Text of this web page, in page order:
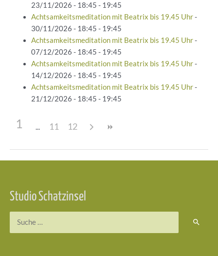
23/11/2026 - 18:45 - 19:45
Achtsamkeitsmeditation mit Beatrix bis 19.45 Uhr-
30/11/2026 - 18:45 - 19:45
Achtsamkeitsmeditation mit Beatrix bis 19.45 Uhr-
07/12/2026 - 18:45 - 19:45
Achtsamkeitsmeditation mit Beatrix bis 19.45 Uhr-
14/12/2026 - 18:45 - 19:45
Achtsamkeitsmeditation mit Beatrix bis 19.45 Uhr-
21/12/2026 - 18:45 - 19:45
1 11 12
Studio Schatzinsel